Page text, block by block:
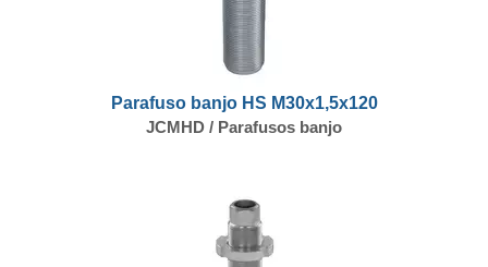
Parafuso banjo HS M30x1,5x120
JCMHD / Parafusos banjo